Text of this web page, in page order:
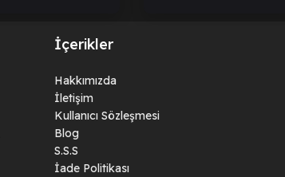
İçerikler
Hakkımızda
İletişim
Kullanıcı Sözleşmesi
Blog
S.S.S
İade Politikası